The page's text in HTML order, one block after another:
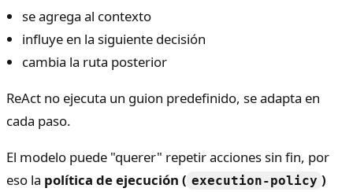
se agrega al contexto
influye en la siguiente decisión
cambia la ruta posterior
ReAct no ejecuta un guion predefinido, se adapta en
cada paso.
El modelo puede "querer" repetir acciones sin fin, por
eso la política de ejecución ( execution-policy )